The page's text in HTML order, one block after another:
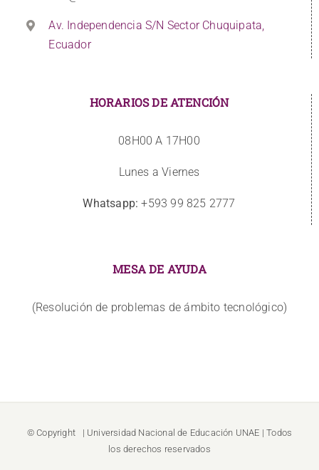
Av. Independencia S/N Sector Chuquipata,
Ecuador
HORARIOS DE ATENCIÓN
08H00 A 17H00
Lunes a Viernes
Whatsapp: +593 99 825 2777
MESA DE AYUDA
(Resolución de problemas de ámbito tecnológico)
© Copyright | Universidad Nacional de Educación UNAE | Todos
los derechos reservados